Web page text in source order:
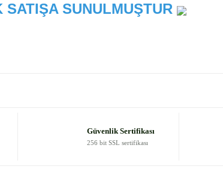
SUNULMUŞTUR
Güvenlik Sertifikası
256 bit SSL sertifikası